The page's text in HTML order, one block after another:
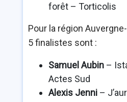
forêt – Torticolis
Pour la région
5 finalistes sont :
Samuel Aubin–
Actes Sud
Alexis Jenni –